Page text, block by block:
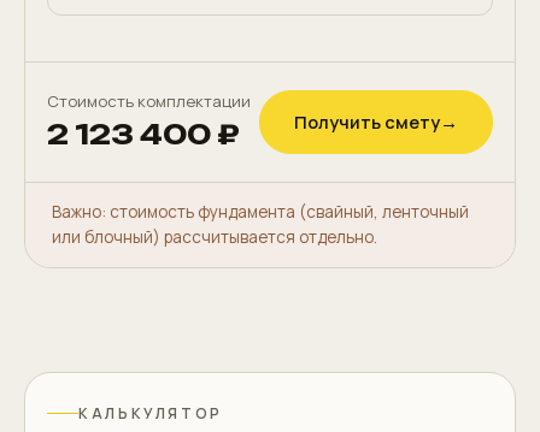
Стоимость комплектации
2 123 400 ₽ Получить смету→
Важно: стоимость фундамента (свайный, ленточный
или блочный) рассчитывается отдельно.
КАЛЬКУЛЯТОР